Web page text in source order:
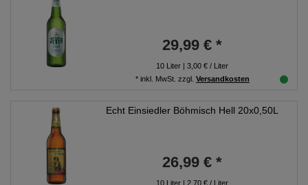
29,99 € *
10 Liter | 3,00 € / Liter
* inkl. MwSt. zzgl. Versandkosten
Echt Einsiedler Böhmisch Hell 20x0,50L
26,99 € *
10 Liter | 2,70 € / Liter